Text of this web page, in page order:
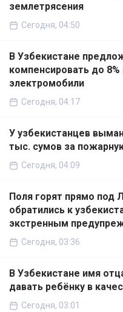
землетрясения
Сегодня, 04:50
В Узбекистане
компенсировать до
электромобили
Сегодня, 04:17
У узбекистанцев
тыс. сумов за
Сегодня, 04:09
Поля горят прямо под
обратились к
экстренным
Сегодня, 03:36
В Узбекистане имя
давать ребёнку в
Сегодня, 03:01